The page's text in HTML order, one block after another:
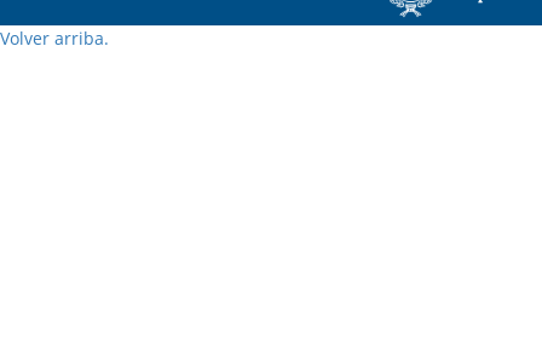
Volver arriba.